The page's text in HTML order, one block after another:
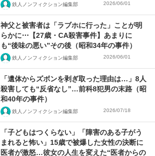
鉄人ノンフィクション編集部 2026/06/01
神父と被害者は「ラブホに行った」ことが明
らかに⋯【27歳・CA殺害事件】あまりに
も“後味の悪い”その後（昭和34年の事件）
鉄人ノンフィクション編集部 2026/06/01
「遺体からズボンを剥ぎ取った理由は…」8人
殺害しても“反省なし”…前科8犯男の末路（昭
和40年の事件）
鉄人ノンフィクション編集部 2026/07/18
「子どもはつくらない」「障害のある子がう
まれると怖い」15歳で被爆した女性の決断に
医者が激怒…彼女の人生を変えた“医者からの